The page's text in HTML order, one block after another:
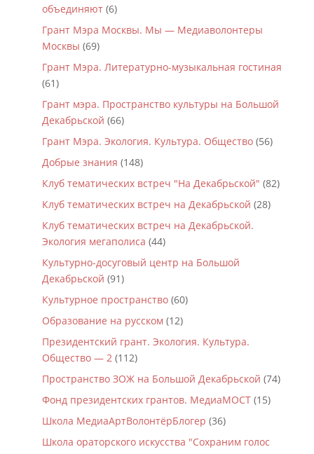
объединяют(6)
Грант Мэра Москвы. Мы — Медиаволонтеры
Москвы (69)
Грант Мэра. Литературно-музыкальная гостиная
(61)
Грант мэра. Пространство культуры на Большой
Декабрьской (66)
Грант Мэра. Экология. Культура. Общество(56)
Добрые знания (148)
Клуб тематических встреч "На Декабрьской" (82)
Клуб тематических встреч на Декабрьской (28)
Клуб тематических встреч на Декабрьской.
Экология мегаполиса (44)
Культурно-досуговый центр на Большой
Декабрьской (91)
Культурное пространство(60)
Образование на русском (12)
Президентский грант. Экология. Культура.
Общество — 2(112)
Пространство ЗОЖ на Большой Декабрьской (74)
Фонд президентских грантов. МедиаМОСТ(15)
Школа МедиаАртВолонтёрБлогер (36)
Школа ораторского искусства "Сохраним голос